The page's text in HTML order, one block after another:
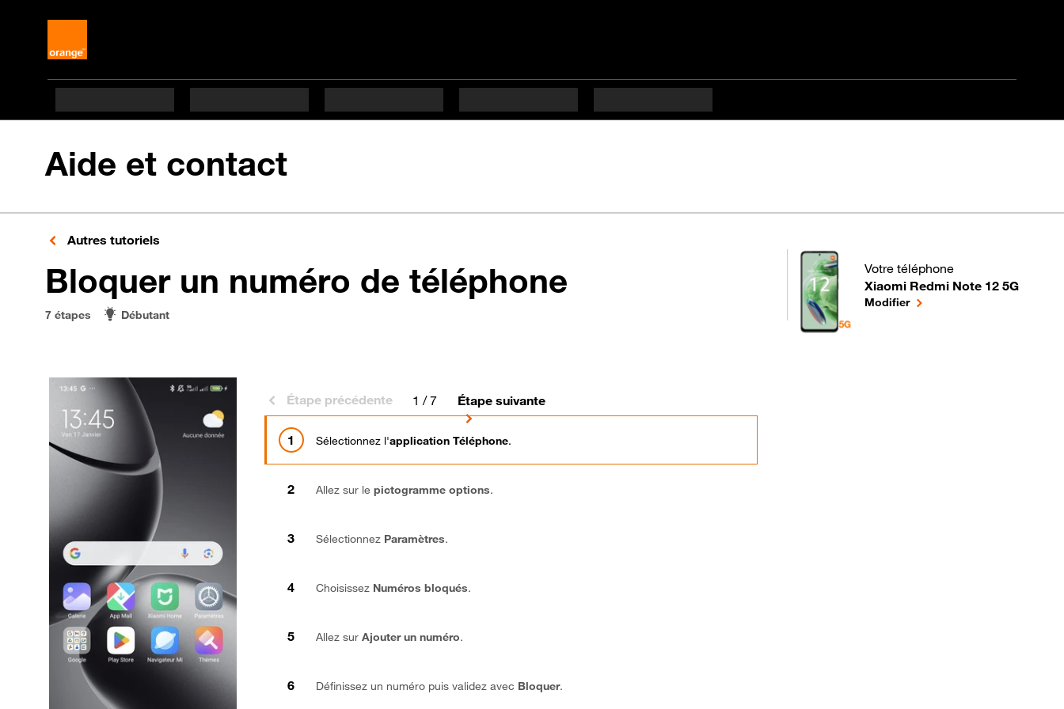
Aide et contact
Autres tutoriels
Bloquer un numéro de téléphone en 7 étapes difficulté Débutant
7 étapes Débutant
Votre téléphone
Xiaomi Redmi Note 12 5G
pour votre Xiaomi Redmi Note 12 5G
Modifierle téléphone sélectionné
Étape précédente 1 / 7 Étape suivante
Sélectionnez l'application Téléphone.
Allez sur le pictogramme options.
Sélectionnez Paramètres.
Choisissez Numéros bloqués.
Allez sur Ajouter un numéro.
Définissez un numéro puis validez avec Bloquer.